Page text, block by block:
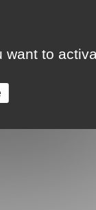
want to